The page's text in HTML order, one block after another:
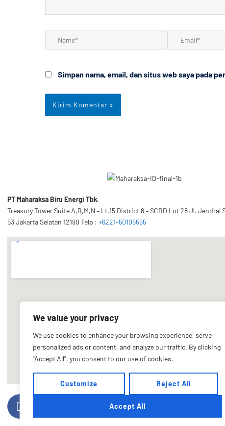
We value your privacy
We use cookies to enhance your browsing experience, serve
personalized ads or content, and analyze our traffic. By clicking
"Accept All", you consent to our use of cookies.
Customize Reject All
Accept All
Name* Email*
Simpan nama, email, dan situs web saya pada
PT Maharaksa Biru Energi Tbk.
Treasury Tower Suite A,B,M,N – Lt.15 District 8 – SCBD Lot 28 Jl. Jendral
53 Jakarta Selatan 12190 Telp : +6221-50105555
F
a